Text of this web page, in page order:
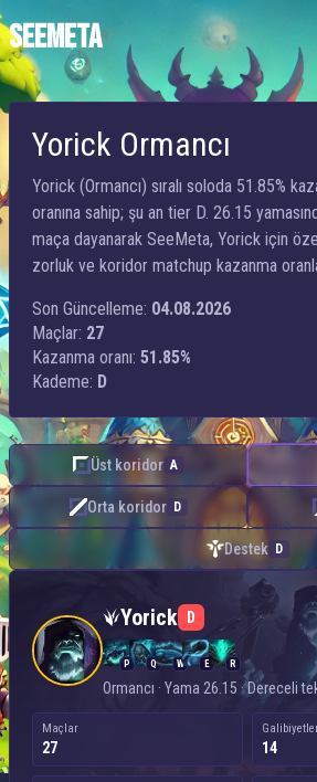
SEEMETA
Yorick Ormancı
Yorick (Ormancı) sıralı soloda 51.85%
oranına sahip; şu an tier D. 26.15
maça dayanarak SeeMeta, Yorick için
zorluk ve koridor matchup kazanma
Son Güncelleme: 04.08.2026
Maçlar: 27
Kazanma oranı: 51.85%
Kademe: D
Üst koridor A
Orta koridor D
Destek D
Yorick D
P Q W E R
Ormancı · Yama 26.15 · Dereceli
Maçlar
27 14